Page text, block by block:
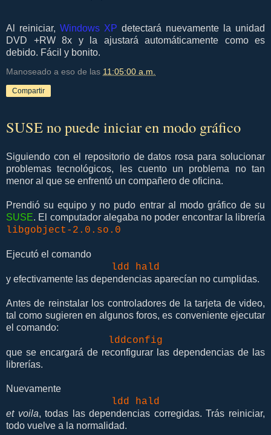
Al reiniciar, Windows XP detectará nuevamente la unidad
DVD +RW 8x y la ajustará automáticamente como es
debido. Fácil y bonito.
Manoseado a eso de las 11:05:00 a.m.
Compartir
SUSE no puede iniciar en modo gráfico
Siguiendo con el repositorio de datos rosa para solucionar
problemas tecnológicos, les cuento un problema no tan
menor al que se enfrentó un compañero de oficina.
Prendió su equipo y no pudo entrar al modo gráfico de su
SUSE. El computador alegaba no poder encontrar la librería
libgobject-2.0.so.0
Ejecutó el comando
ldd hald
y efectivamente las dependencias aparecían no cumplidas.
Antes de reinstalar los controladores de la tarjeta de video,
tal como sugieren en algunos foros, es conveniente ejecutar
el comando:
lddconfig
que se encargará de reconfigurar las dependencias de las
librerías.
Nuevamente
ldd hald
et voila, todas las dependencias corregidas. Trás reiniciar,
todo vuelve a la normalidad.